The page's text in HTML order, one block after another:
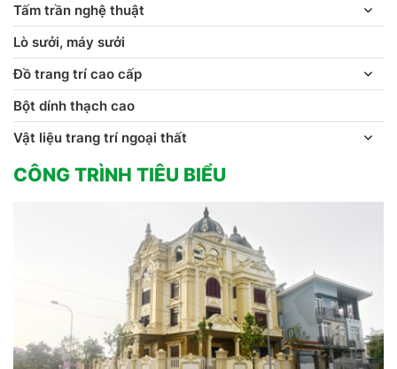
Tấm trần nghệ thuật
Lò sưởi, máy sưởi
Đồ trang trí cao cấp
Bột dính thạch cao
Vật liệu trang trí ngoại thất
CÔNG TRÌNH TIÊU BIỂU